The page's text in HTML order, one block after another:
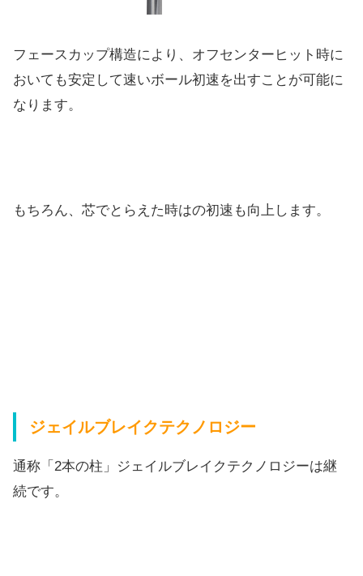
フェースカップ構造により、オフセンターヒット時に
おいても安定して速いボール初速を出すことが可能に
なります。
もちろん、芯でとらえた時はの初速も向上します。
ジェイルブレイクテクノロジー
通称「2本の柱」ジェイルブレイクテクノロジーは継
続です。